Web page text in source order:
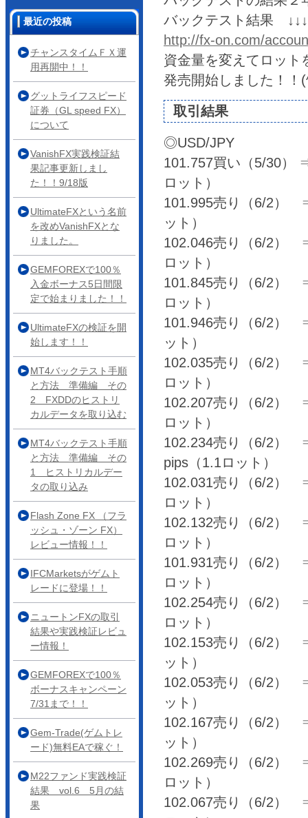
バックテスト結果
http://fx-on.com/
資金量を変えてロット
発売開始しました！！
取引結果
◎USD/JPY
101.757買い（5/30）
ロット）
101.995売り（6/2）
ット）
102.046売り（6/2）
ロット）
101.845売り（6/2）
ロット）
101.946売り（6/2）
ット）
102.035売り（6/2）
ロット）
102.207売り（6/2）
ロット）
102.234売り（6/2）
pips（1.1ロット）
102.031売り（6/2）
ロット）
102.132売り（6/2）
ロット）
101.931売り（6/2）
ロット）
102.254売り（6/2）
ロット）
102.153売り（6/2）
ット）
102.053売り（6/2）
ット）
102.167売り（6/2）
ット）
102.269売り（6/2）
ロット）
102.067売り（6/2）
最近の投稿
チャンスタイムＦＸ運
用再開中！！
グットライフスピード
証券（GL speed FX）
について
VanishFX実践検証結
果記事更新しまし
た！！9/18版
UltimateFXという名前
を改めVanishFXとな
りました。
GEMFOREXで100％
入金ボーナス5日間限
定で始まりました！！
UltimateFXの検証を開
始します！！
MT4バックテスト手順
と方法 準備編 その
2 FXDDのヒストリ
カルデータを取り込む
MT4バックテスト手順
と方法 準備編 その
1 ヒストリカルデー
タの取り込み
Flash Zone FX （フラ
ッシュ・ゾーン FX）
レビュー情報！！
IFCMarketsがゲムト
レードに登場！！
ニュートンFXの取引
結果や実践検証レビュ
ー情報！
GEMFOREXで100％
ボーナスキャンペーン
7/31まで！！
Gem-Trade(ゲムトレ
ード)無料EAで稼ぐ！
M22ファンド実践検証
結果 vol.6 5月の結
果